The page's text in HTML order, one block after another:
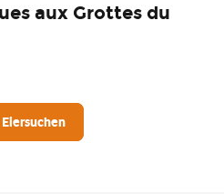
aux Grottes du